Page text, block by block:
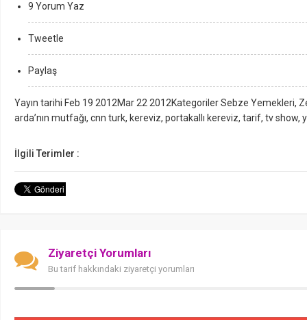
9 Yorum Yaz
Tweetle
Paylaş
Yayın tarihi Feb 19 2012Mar 22 2012Kategoriler Sebze Yemekleri,
arda’nın mutfağı, cnn turk, kereviz, portakallı kereviz, tarif, tv
İlgili Terimler :
Ziyaretçi Yorumları
Bu tarif hakkındaki ziyaretçi yorumları